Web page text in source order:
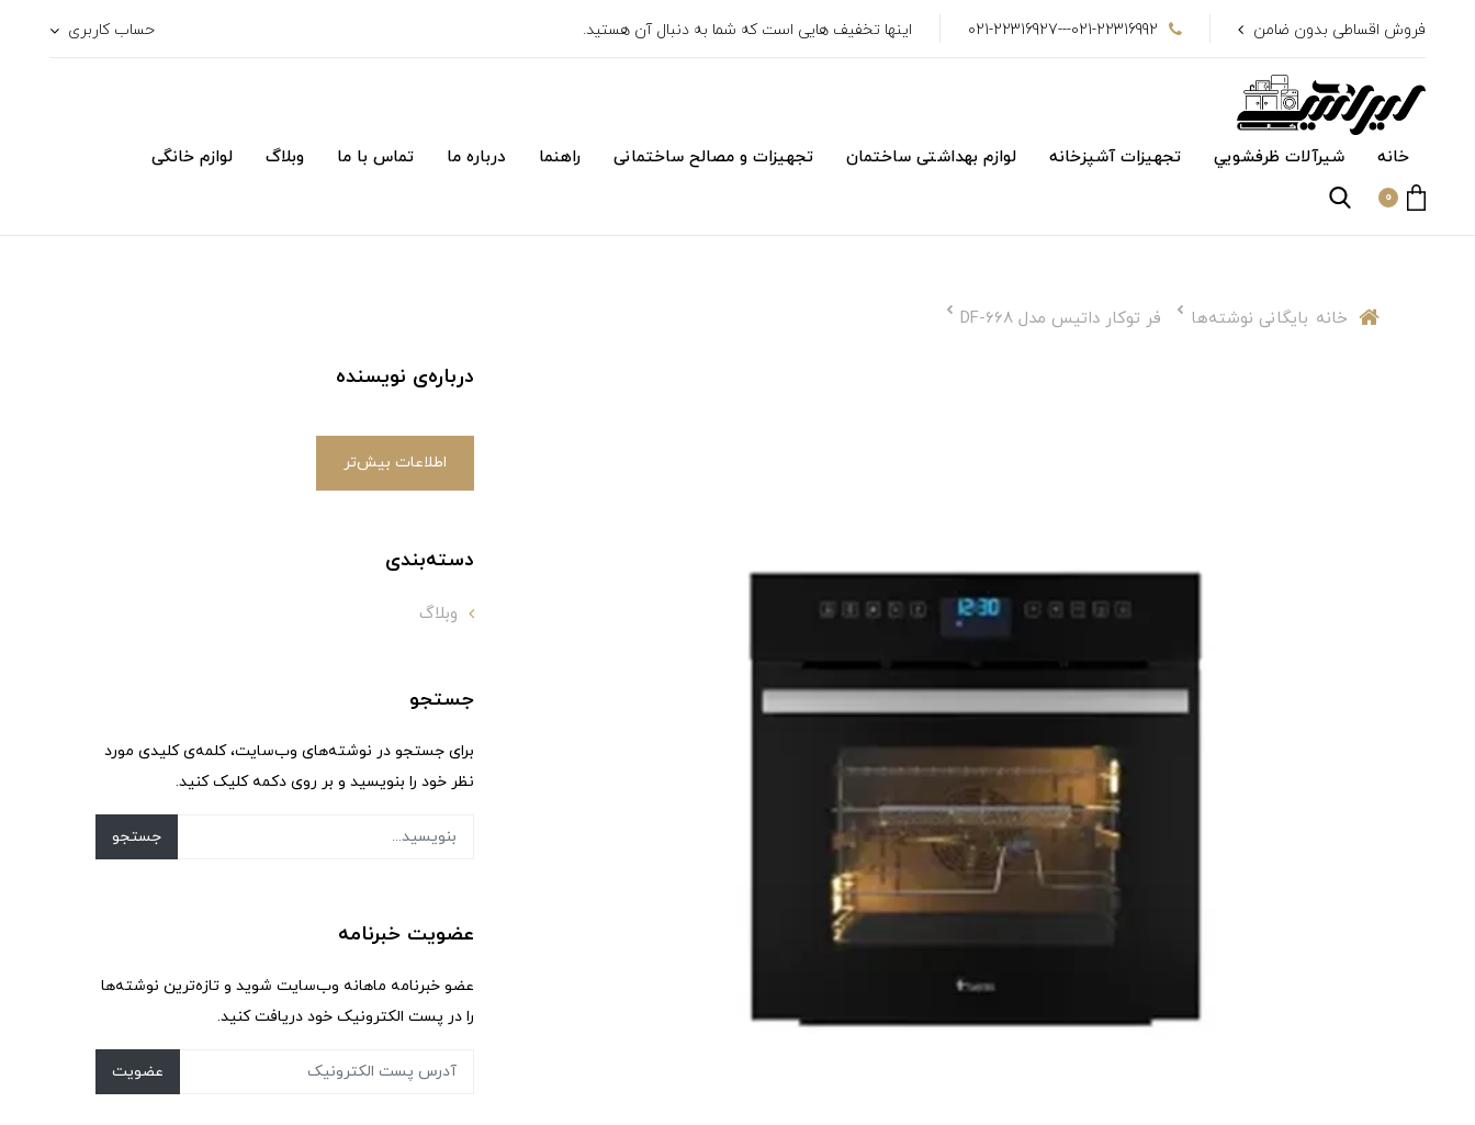
فروش اقساطی بدون ضامن 021-22316992---021-22316927 اینها تخفیف هایی است که شما به دنبال آن هستید. حساب کاربری
خانه شیرآلات ظرفشويي تجهیزات آشپزخانه لوازم بهداشتی ساختمان تجهیزات و مصالح ساختمانی راهنما درباره ما تماس با ما وبلاگ لوازم خانگی
0
خانه بایگانی نوشته‌ها فر توکار داتیس مدل DF-668
درباره‌ی نویسنده
اطلاعات بیش‌تر
دسته‌بندی
وبلاگ
جستجو
برای جستجو در نوشته‌های وب‌سایت، کلمه‌ی کلیدی مورد
نظر خود را بنویسید و بر روی دکمه کلیک کنید.
جستجو
عضویت خبرنامه
عضو خبرنامه ماهانه وب‌سایت شوید و تازه‌ترین نوشته‌ها
را در پست الکترونیک خود دریافت کنید.
عضویت